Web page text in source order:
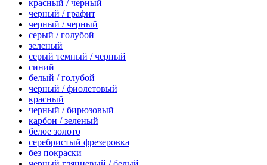
красный / черный
черный / графит
черный / черный
серый / голубой
зеленый
серый темный / черный
синий
белый / голубой
черный / фиолетовый
красный
черный / бирюзовый
карбон / зеленый
белое золото
серебристый фрезеровка
без покраски